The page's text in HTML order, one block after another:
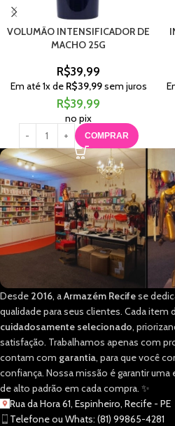
VOLUMÃO INTENSIFICADOR DE
MACHO 25G
R$39,99
Em até1x de R$39,99sem juros
R$39,99
no pix
COMPRAR
Desde 2016, aArmazém Recifese
qualidade para seus clientes. Cada
cuidadosamente selecionado,
satisfação. Trabalhamos apenas com
contam com garantia, para que você
confiança. Nossa missão é garantir uma
de alto padrão em cada compra. ✨
Rua da Hora 61, Espinheiro, Recife - PE
Telefone ou Whats: (81) 99865-4281